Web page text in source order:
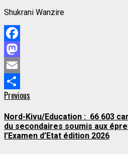
Shukrani Wanzire
Facebook
Mastodon
Email
Partager
Continue
Reading
Previous
Nord-Kivu/Education : 66 603
du secondaires soumis aux
l’Examen d’Etat édition 2026